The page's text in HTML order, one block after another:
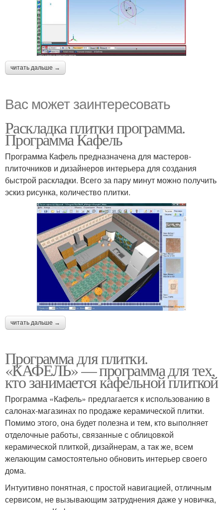
читать дальше →
Вас может заинтересовать
Раскладка плитки программа.
Программа Кафель
Программа Кафель предназначена для мастеров-
плиточников и дизайнеров интерьера для создания
быстрой раскладки. Всего за пару минут можно получить
эскиз рисунка, количество плитки.
читать дальше →
Программа для плитки.
«КАФЕЛЬ» — программа для тех,
кто занимается кафельной плиткой
Программа «Кафель» предлагается к использованию в
салонах-магазинах по продаже керамической плитки.
Помимо этого, она будет полезна и тем, кто выполняет
отделочные работы, связанные с облицовкой
керамической плиткой, дизайнерам, а так же, всем
желающим самостоятельно обновить интерьер своего
дома.
Интуитивно понятная, с простой навигацией, отличным
сервисом, не вызывающим затруднения даже у новичка,